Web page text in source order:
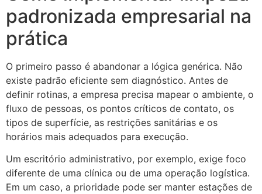
padronizada empresarial na
prática
O primeiro passo é abandonar a lógica genérica. Não
existe padrão eficiente sem diagnóstico. Antes de
definir rotinas, a empresa precisa mapear o ambiente, o
fluxo de pessoas, os pontos críticos de contato, os
tipos de superfície, as restrições sanitárias e os
horários mais adequados para execução.
Um escritório administrativo, por exemplo, exige foco
diferente de uma clínica ou de uma operação logística.
Em um caso, a prioridade pode ser manter estações de